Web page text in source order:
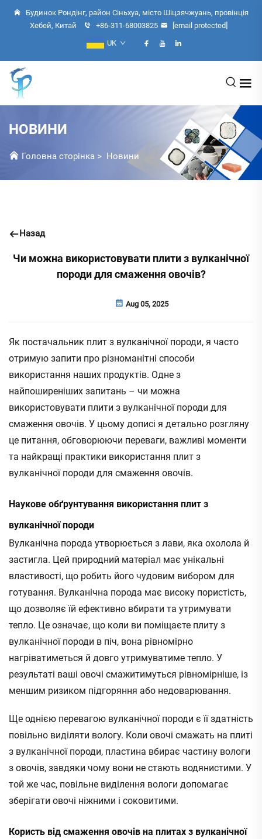
Будинок Рондінг, район Сіньхуа, місто Шіцзячжуань, провінція
Хебей, Китай
+86-311-68003825
[email protected]
UK
НОВИНИ
Головна сторінка > Новини
Назад
Чи можна використовувати плити з вулканічної
породи для смаження овочів?
Aug 05, 2025
Як постачальник плит з вулканічної породи, я часто
отримую запити про різноманітні способи
використання наших продуктів. Одне з
найпоширеніших запитань – чи можна
використовувати плити з вулканічної породи для
смаження овочів. У цьому дописі я детально розгляну
це питання, обговорюючи переваги, важливі моменти
та найкращі практики використання плит з
вулканічної породи для смаження овочів.
Наукове обґрунтування використання плит з
вулканічної породи
Вулканічна порода утворюється з лави, яка охолола й
застигла. Цей природний матеріал має унікальні
властивості, що робить його чудовим вибором для
готування. Вулканічна порода має високу пористість,
що дозволяє їй ефективно вбирати та утримувати
тепло. Це означає, що коли ви поміщаєте плиту з
вулканічної породи в піч, вона рівномірно
нагріватиметься й довго утримуватиме тепло. У
результаті ваші овочі смажитимуться рівномірніше, із
меншим ризиком підгоряння або недоварювання.
Ще однією перевагою вулканічної породи є її здатність
повільно виділяти вологу. Коли овочі смажать на плиті
з вулканічної породи, пластина вбирає частину вологи
з овочів, завдяки чому вони не стають водянистими. У
той же час, повільне виділення вологи допомагає
зберігати овочі ніжними і соковитими.
Користь від смаження овочів на плитах з вулканічної